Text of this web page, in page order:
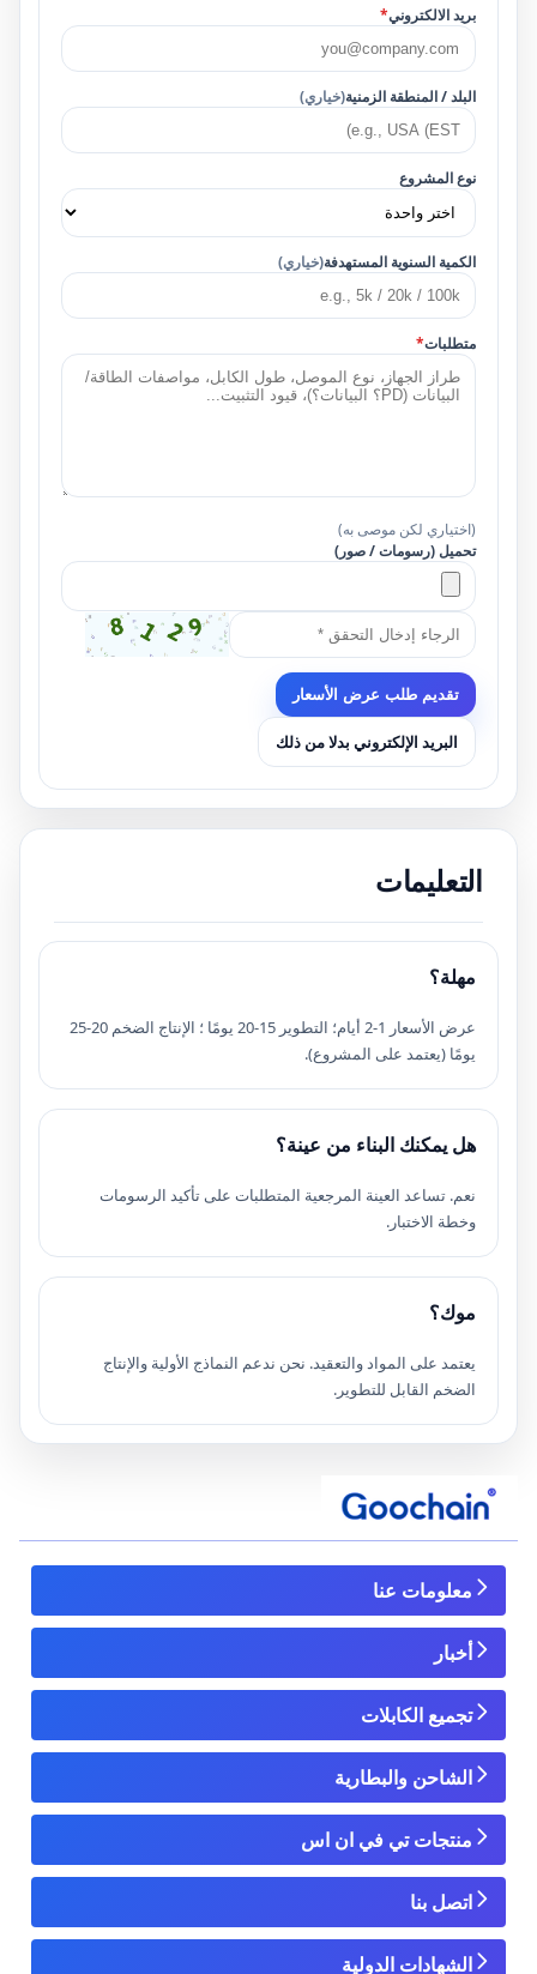
بريد الالكتروني*
البلد / المنطقة الزمنية(خياري)
نوع المشروع
الكمية السنوية المستهدفة(خياري)
متطلبات*
(اختياري لكن موصى به)
تحميل (رسومات / صور)
تقديم طلب عرض الأسعار
البريد الإلكتروني بدلا من ذلك
التعليمات
مهلة؟
عرض الأسعار 1-2 أيام؛ التطوير 15-20 يومًا ؛ الإنتاج الضخم 20-25
يومًا (يعتمد على المشروع).
هل يمكنك البناء من عينة؟
نعم. تساعد العينة المرجعية المتطلبات على تأكيد الرسومات
وخطة الاختبار.
موك؟
يعتمد على المواد والتعقيد. نحن ندعم النماذج الأولية والإنتاج
الضخم القابل للتطوير.
معلومات عنا
أخبار
تجميع الكابلات
الشاحن والبطارية
منتجات تي في ان اس
اتصل بنا
الشهادات الدولية